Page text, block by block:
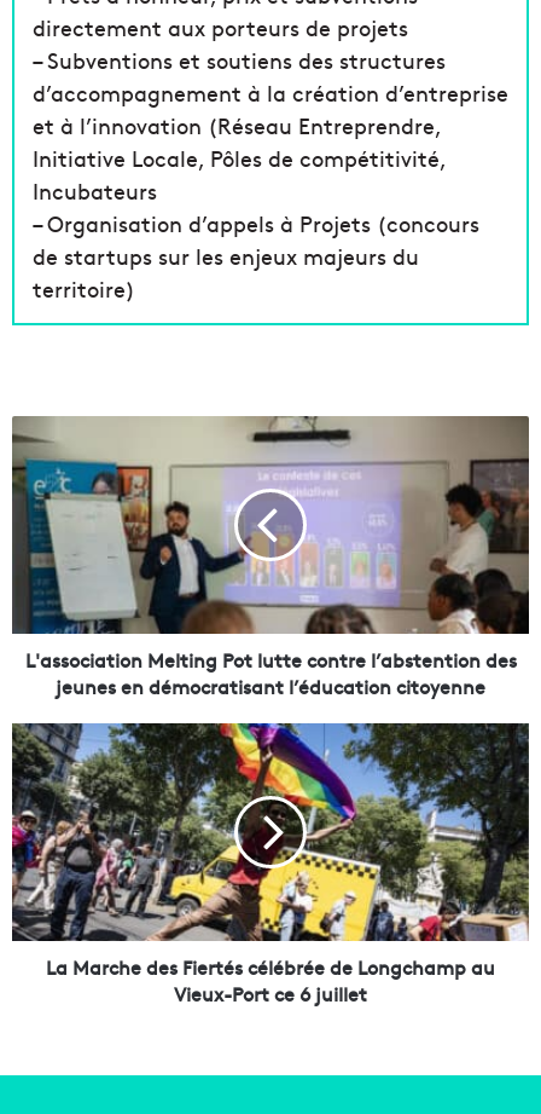
directement aux porteurs de projets
– Subventions et soutiens des structures
d’accompagnement à la création d’entreprise
et à l’innovation (Réseau Entreprendre,
Initiative Locale, Pôles de compétitivité,
Incubateurs
– Organisation d’appels à Projets (concours
de startups sur les enjeux majeurs du
territoire)
L
a
a
n
M
e
l
t
i
n
g
P
L'association Melting Pot lutte contre l’abstention des
jeunes en démocratisant l’éducation citoyenne
L
a
M
a
r
c
h
e
d
La Marche des Fiertés célébrée de Longchamp au
Vieux-Port ce 6 juillet